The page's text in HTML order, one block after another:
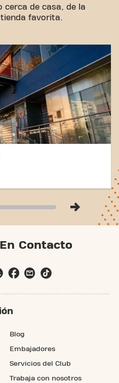
cerca de casa, de la
favorita.
Contacto
Blog
Embajadores
Servicios del Club
Trabaja con nosotros